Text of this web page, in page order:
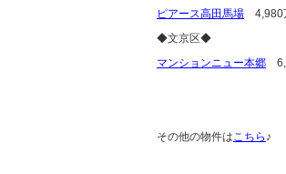
ピアース高田馬場 4,980
◆文京区◆
マンションニュー本郷
その他の物件はこちら ♪